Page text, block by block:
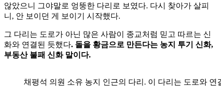
않았으니 그야말로 엉뚱한 다리로 보였다. 다시 찾아가 살피
니, 안 보이던 게 보이기 시작했다.
그 다리는 도로가 아닌 많은 사람이 종교처럼 믿고 따르는 신
화와 연결된 듯했다. 돌을 황금으로 만든다는 농지 투기 신화,
부동산 불패 신화 말이다.
채평석 의원 소유 농지 인근의 다리. 이 다리는 도로와